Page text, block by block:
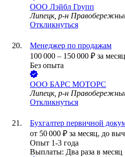
ООО Лэйбл Групп
Липецк, р-н
Откликнуться
Менеджер по продажам
100 000 – 150 000 ₽ за
Без опыта
ООО БАРС МОТОРС
Липецк, р-н
Откликнуться
Бухгалтер первичной
от 50 000 ₽ за месяц, до
Опыт 1-3 года
Выплаты: Два раза в месяц